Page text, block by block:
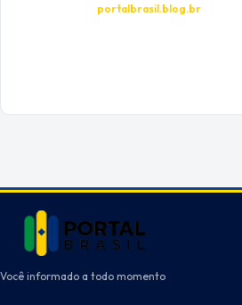
portalbrasil.blog.br
Você informado a todo momento